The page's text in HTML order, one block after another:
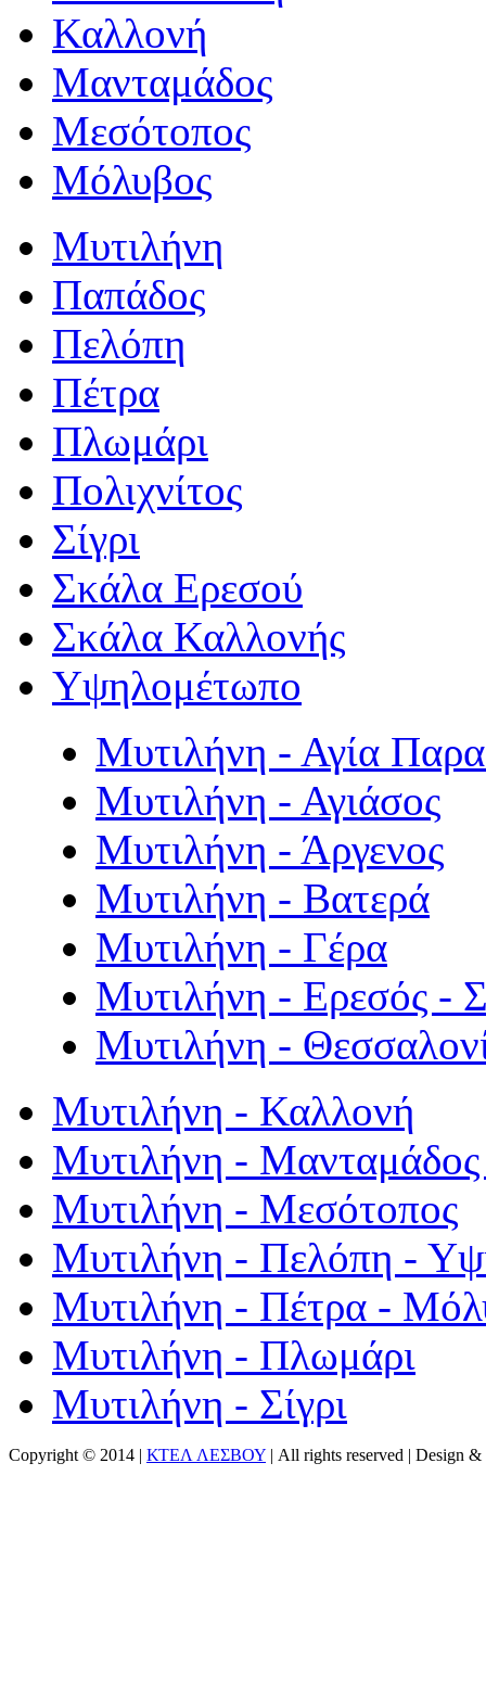
Καλλονή
Μανταμάδος
Μεσότοπος
Μόλυβος
Μυτιλήνη
Παπάδος
Πελόπη
Πέτρα
Πλωμάρι
Πολιχνίτος
Σίγρι
Σκάλα Ερεσού
Σκάλα Καλλονής
Υψηλομέτωπο
Μυτιλήνη - Αγία
Μυτιλήνη - Αγιάσος
Μυτιλήνη - Άργενος
Μυτιλήνη - Βατερά
Μυτιλήνη - Γέρα
Μυτιλήνη - Ερεσός -
Μυτιλήνη -
Μυτιλήνη - Καλλονή
Μυτιλήνη - Μανταμάδος
Μυτιλήνη - Μεσότοπος
Μυτιλήνη - Πελόπη -
Μυτιλήνη - Πέτρα -
Μυτιλήνη - Πλωμάρι
Μυτιλήνη - Σίγρι
Copyright © 2014 | ΚΤΕΛ ΛΕΣΒΟΥ | All rights reserved | Design &